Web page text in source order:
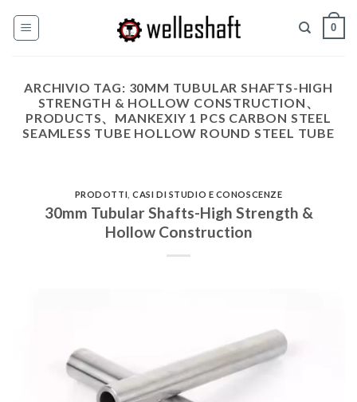
0
ARCHIVIO TAG: 30MM TUBULAR SHAFTS-HIGH
STRENGTH & HOLLOW CONSTRUCTION、
PRODUCTS、MANKEXIY 1 PCS CARBON STEEL
SEAMLESS TUBE HOLLOW ROUND STEEL TUBE
PRODOTTI ,CASI DI STUDIO E CONOSCENZE
30mm Tubular Shafts-High Strength &
Hollow Construction